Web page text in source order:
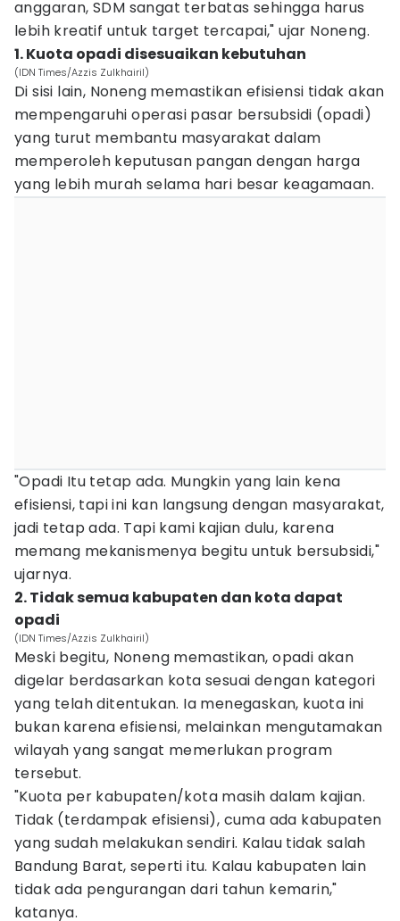
anggaran, SDM sangat terbatas sehingga harus
lebih kreatif untuk target tercapai," ujar Noneng.
1. Kuota opadi disesuaikan kebutuhan
(IDN Times/Azzis Zulkhairil)
Di sisi lain, Noneng memastikan efisiensi tidak akan
mempengaruhi operasi pasar bersubsidi (opadi)
yang turut membantu masyarakat dalam
memperoleh keputusan pangan dengan harga
yang lebih murah selama hari besar keagamaan.
"Opadi Itu tetap ada. Mungkin yang lain kena
efisiensi, tapi ini kan langsung dengan masyarakat,
jadi tetap ada. Tapi kami kajian dulu, karena
memang mekanismenya begitu untuk bersubsidi,"
ujarnya.
2. Tidak semua kabupaten dan kota dapat
opadi
(IDN Times/Azzis Zulkhairil)
Meski begitu, Noneng memastikan, opadi akan
digelar berdasarkan kota sesuai dengan kategori
yang telah ditentukan. Ia menegaskan, kuota ini
bukan karena efisiensi, melainkan mengutamakan
wilayah yang sangat memerlukan program
tersebut.
"Kuota per kabupaten/kota masih dalam kajian.
Tidak (terdampak efisiensi), cuma ada kabupaten
yang sudah melakukan sendiri. Kalau tidak salah
Bandung Barat, seperti itu. Kalau kabupaten lain
tidak ada pengurangan dari tahun kemarin,"
katanya.